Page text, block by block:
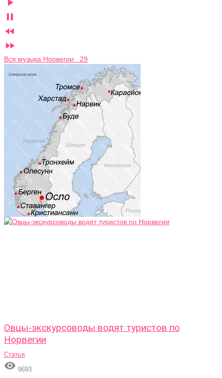




Вся музыка Норвегии 29
Овцы-экскурсоводы водят туристов по
Норвегии
Статья
 9693